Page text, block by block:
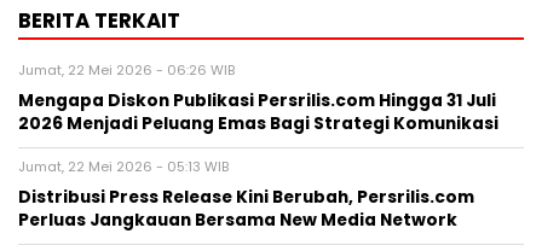
BERITA TERKAIT
Jumat, 22 Mei 2026 - 06:26 WIB
Mengapa Diskon Publikasi Persrilis.com Hingga 31 Juli
2026 Menjadi Peluang Emas Bagi Strategi Komunikasi
Jumat, 22 Mei 2026 - 05:13 WIB
Distribusi Press Release Kini Berubah, Persrilis.com
Perluas Jangkauan Bersama New Media Network